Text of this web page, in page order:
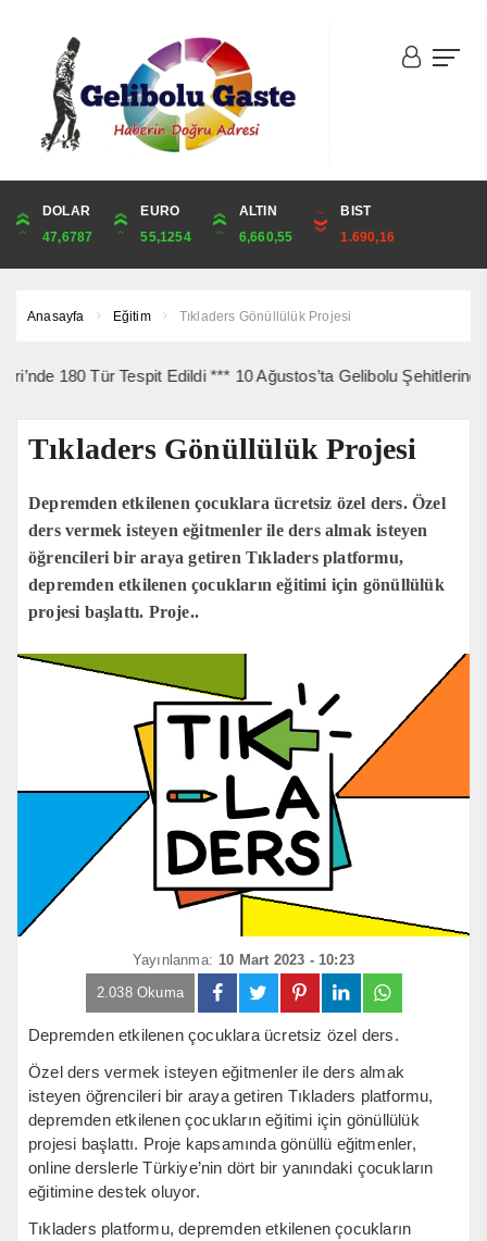
DOLAR
47,6787
EURO
55,1254
ALTIN
6,660,55
BIST
1.690,16
ONS
4,341,81
ALTIN
6,660,55
ÇEYREK
10,889,99
CUMHURİYET
44,750,00
Anasayfa Eğitim Tıkladers Gönüllülük Projesi
Tür Tespit Edildi *** 10 Ağustos’ta Gelibolu Şehitlerine
Tıkladers Gönüllülük Projesi
Depremden etkilenen çocuklara ücretsiz özel ders. Özel
ders vermek isteyen eğitmenler ile ders almak isteyen
öğrencileri bir araya getiren Tıkladers platformu,
depremden etkilenen çocukların eğitimi için gönüllülük
projesi başlattı. Proje..
Yayınlanma: 10 Mart 2023 - 10:23
2.038 Okuma
Depremden etkilenen çocuklara ücretsiz özel ders.
Özel ders vermek isteyen eğitmenler ile ders almak
isteyen öğrencileri bir araya getiren Tıkladers platformu,
depremden etkilenen çocukların eğitimi için gönüllülük
projesi başlattı. Proje kapsamında gönüllü eğitmenler,
online derslerle Türkiye’nin dört bir yanındaki çocukların
eğitimine destek oluyor.
Tıkladers platformu, depremden etkilenen çocukların